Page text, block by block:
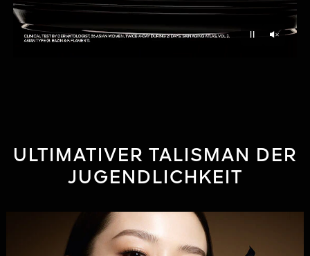
ULTIMATIVER TALISMAN DER
JUGENDLICHKEIT